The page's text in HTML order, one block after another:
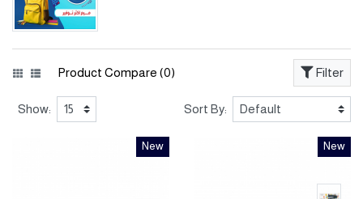
Filter
Product Compare (0)
Show: Sort By:
New New